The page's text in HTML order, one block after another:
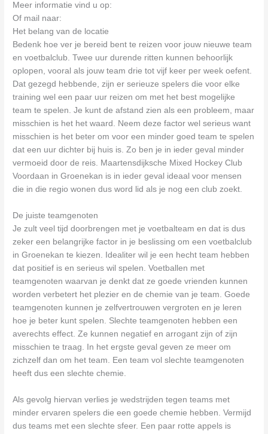
Meer informatie vind u op:
Of mail naar:
Het belang van de locatie
Bedenk hoe ver je bereid bent te reizen voor jouw nieuwe team
en voetbalclub. Twee uur durende ritten kunnen behoorlijk
oplopen, vooral als jouw team drie tot vijf keer per week oefent.
Dat gezegd hebbende, zijn er serieuze spelers die voor elke
training wel een paar uur reizen om met het best mogelijke
team te spelen. Je kunt de afstand zien als een probleem, maar
misschien is het het waard. Neem deze factor wel serieus want
misschien is het beter om voor een minder goed team te spelen
dat een uur dichter bij huis is. Zo ben je in ieder geval minder
vermoeid door de reis. Maartensdijksche Mixed Hockey Club
Voordaan in Groenekan is in ieder geval ideaal voor mensen
die in die regio wonen dus word lid als je nog een club zoekt.
De juiste teamgenoten
Je zult veel tijd doorbrengen met je voetbalteam en dat is dus
zeker een belangrijke factor in je beslissing om een voetbalclub
in Groenekan te kiezen. Idealiter wil je een hecht team hebben
dat positief is en serieus wil spelen. Voetballen met
teamgenoten waarvan je denkt dat ze goede vrienden kunnen
worden verbetert het plezier en de chemie van je team. Goede
teamgenoten kunnen je zelfvertrouwen vergroten en je leren
hoe je beter kunt spelen. Slechte teamgenoten hebben een
averechts effect. Ze kunnen negatief en arrogant zijn of zijn
misschien te traag. In het ergste geval geven ze meer om
zichzelf dan om het team. Een team vol slechte teamgenoten
heeft dus een slechte chemie.
Als gevolg hiervan verlies je wedstrijden tegen teams met
minder ervaren spelers die een goede chemie hebben. Vermijd
dus teams met een slechte sfeer. Een paar rotte appels is